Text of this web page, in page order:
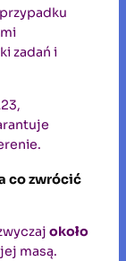
zadań i
co zwrócić
około
masą.